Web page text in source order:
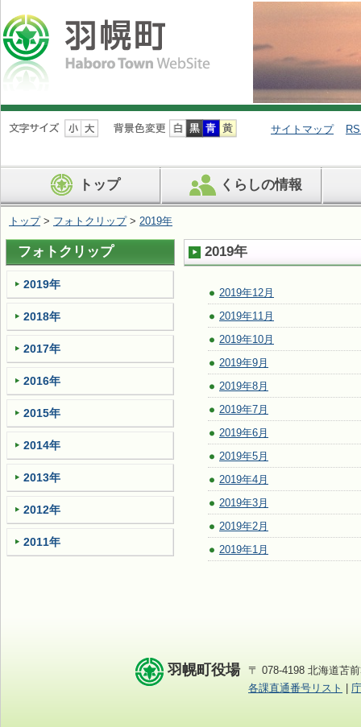
ナ
ビ
ン
を
ば
す
サイトマップ
トップ くらしの情報
トップ> フォトクリップ> 2019年
2019年
2019年12月
2019年11月
2019年10月
2019年9月
2019年8月
2019年7月
2019年6月
2019年5月
2019年4月
2019年3月
2019年2月
2019年1月
フォトクリップ
2019年
2018年
2017年
2016年
2015年
2014年
2013年
2012年
2011年
羽幌町役場
〒 078-4198 北海道苫
各課直通番号リスト